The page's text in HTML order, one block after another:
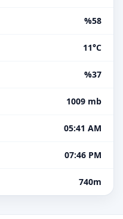
%58
11°C
%37
1009 mb
05:41 AM
07:46 PM
740m